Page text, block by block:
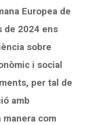
Europea de
de 2024 ens
sobre
i social
per tal de
amb
manera com